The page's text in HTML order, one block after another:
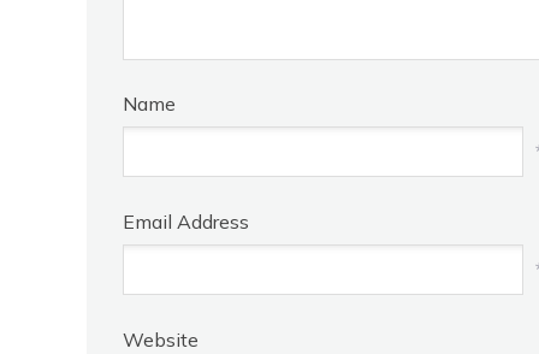
Name
Email Address
Website